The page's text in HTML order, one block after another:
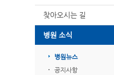
찾아오시는 길
병원 소식
병원뉴스
공지사항